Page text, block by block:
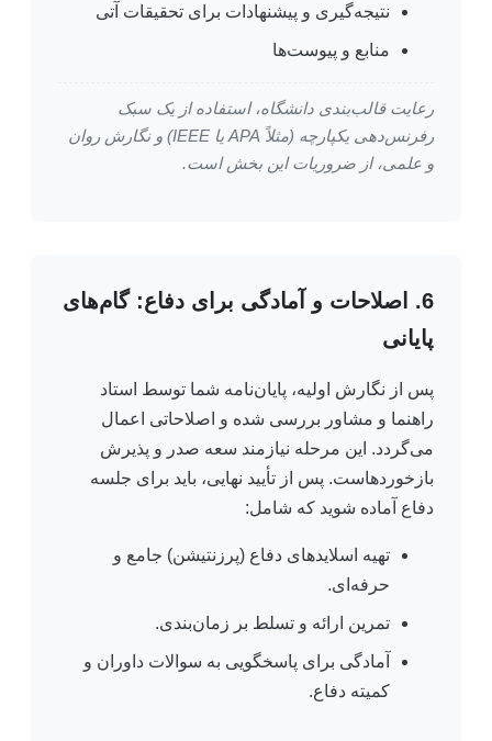
نتیجه‌گیری و پیشنهادات برای تحقیقات آتی
منابع و پیوست‌ها
رعایت قالب‌بندی دانشگاه، استفاده از یک سبک
رفرنس‌دهی یکپارچه (مثلاً APA یا IEEE) و نگارش روان
و علمی، از ضروریات این بخش است.
6. اصلاحات و آمادگی برای دفاع: گام‌های
پایانی
پس از نگارش اولیه، پایان‌نامه شما توسط استاد
راهنما و مشاور بررسی شده و اصلاحاتی اعمال
می‌گردد. این مرحله نیازمند سعه صدر و پذیرش
بازخوردهاست. پس از تأیید نهایی، باید برای جلسه
دفاع آماده شوید که شامل:
تهیه اسلاید‌های دفاع (پرزنتیشن) جامع و
حرفه‌ای.
تمرین ارائه و تسلط بر زمان‌بندی.
آمادگی برای پاسخگویی به سوالات داوران و
کمیته دفاع.